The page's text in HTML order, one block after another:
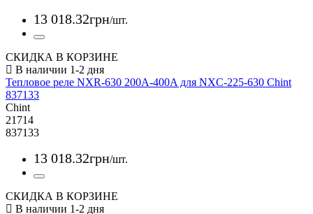
13 018.32грн/шт.
СКИДКА В КОРЗИНЕ
Тепловое реле NXR-630 200A-400A для NXC-225-630 Chint
837133
Chint
21714
837133
13 018.32грн/шт.
СКИДКА В КОРЗИНЕ